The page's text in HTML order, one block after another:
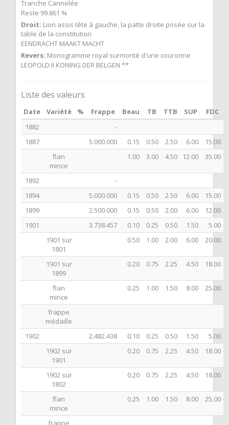
Tranche Cannelée
Reste 99.861 %
Droit: Lion assis tête à gauche, la patte droite posée sur la
table de la constitution
EENDRACHT MAAKT MACHT
Revers: Monogramme royal surmonté d'une couronne
LEOPOLD II KONING DER BELGEN **
Liste des valeurs
Date Variété % Frappe Beau TB TTB SUP
FDC
1882
-
1887
5.000.000 0.15 0.50 2.50 6.00
15.00
flan
mince
1.00 3.00 4.50 12.00 35.00
1892
-
1894
5.000.000 0.15 0.50 2.50 6.00
15.00
1899
2.500.000 0.15 0.50 2.00 6.00
12.00
1901
3.738.457 0.10 0.25 0.50 1.50
5.00
1901 sur
1801
0.50 1.00 2.00 6.00 20.00
1901 sur
1899
0.20 0.75 2.25 4.50 18.00
flan
mince
0.25 1.00 1.50 8.00 25.00
frappe
médaille
1902
2.482.438 0.10 0.25 0.50 1.50
5.00
1902 sur
1901
0.20 0.75 2.25 4.50 18.00
1902 sur
1802
0.20 0.75 2.25 4.50 18.00
flan
mince
0.25 1.00 1.50 8.00 25.00
frappe